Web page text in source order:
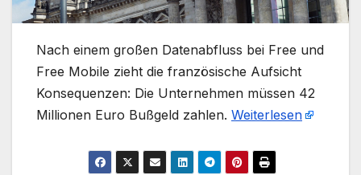
​Nach einem großen Datenabfluss bei Free und
Free Mobile zieht die französische Aufsicht
Konsequenzen: Die Unternehmen müssen 42
Millionen Euro Bußgeld zahlen. Weiterlesen